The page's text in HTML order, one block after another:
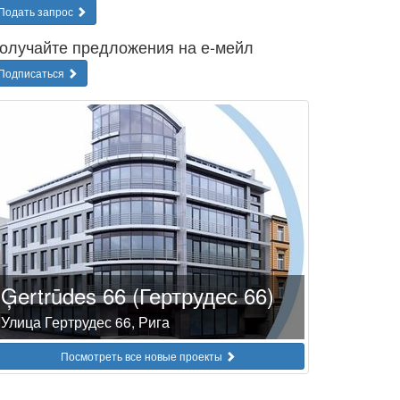
запрос
предложения на е-мейл
Ģertrūdes 66 (Гертрудес 66)
Улица Гертрудес 66, Рига
Посмотреть все новые проекты